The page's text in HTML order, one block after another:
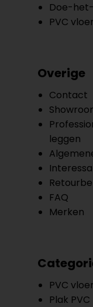
Doe-
PVC
Overige
Contact
leggen
FAQ
Merken
PVC
Plak PVC